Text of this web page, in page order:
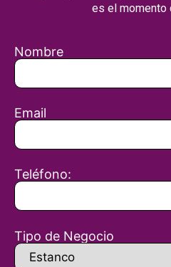
es el momento
Nombre
Email
Teléfono:
Tipo de Negocio